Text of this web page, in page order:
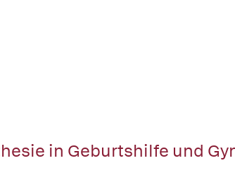
in Geburtshilfe und